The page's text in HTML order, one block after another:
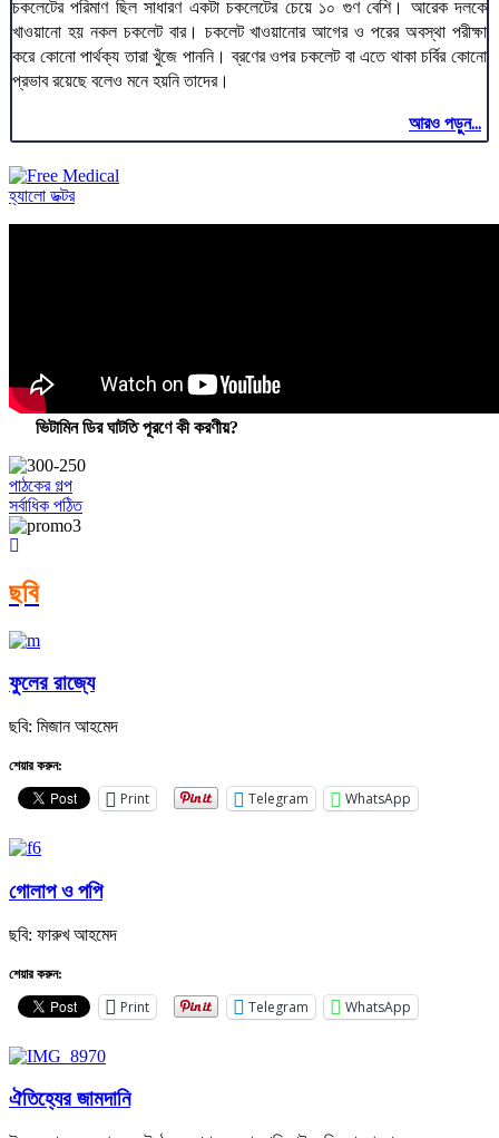
চকলেটের পরিমাণ ছিল সাধারণ একটা চকলেটের চেয়ে ১০ গুণ বেশি। আরেক দলকে
খাওয়ানো হয় নকল চকলেট বার। চকলেট খাওয়ানোর আগের ও পরের অবস্থা পরীক্ষা
করে কোনো পার্থক্য তারা খুঁজে পাননি। ব্রণের ওপর চকলেট বা এতে থাকা চর্বির কোনো
প্রভাব রয়েছে বলেও মনে হয়নি তাদের।
আরও পড়ুন...
হ্যালো ডক্টর
ভিটামিন ডির ঘাটতি পূরণে কী করণীয়?
পাঠকের গল্প
সর্বাধিক পঠিত
ছবি
ফুলের রাজ্যে
ছবি: মিজান আহমেদ
শেয়ার করুন:
Print Telegram WhatsApp
গোলাপ ও পপি
ছবি: ফারুখ আহমেদ
শেয়ার করুন:
Print Telegram WhatsApp
ঐতিহ্যের জামদানি